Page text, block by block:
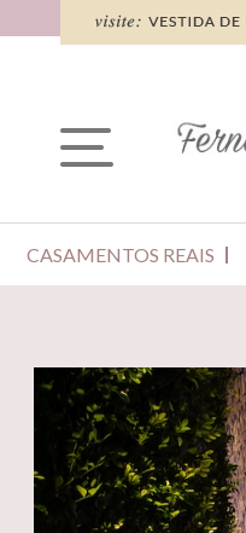
CASAMENTOS REAIS